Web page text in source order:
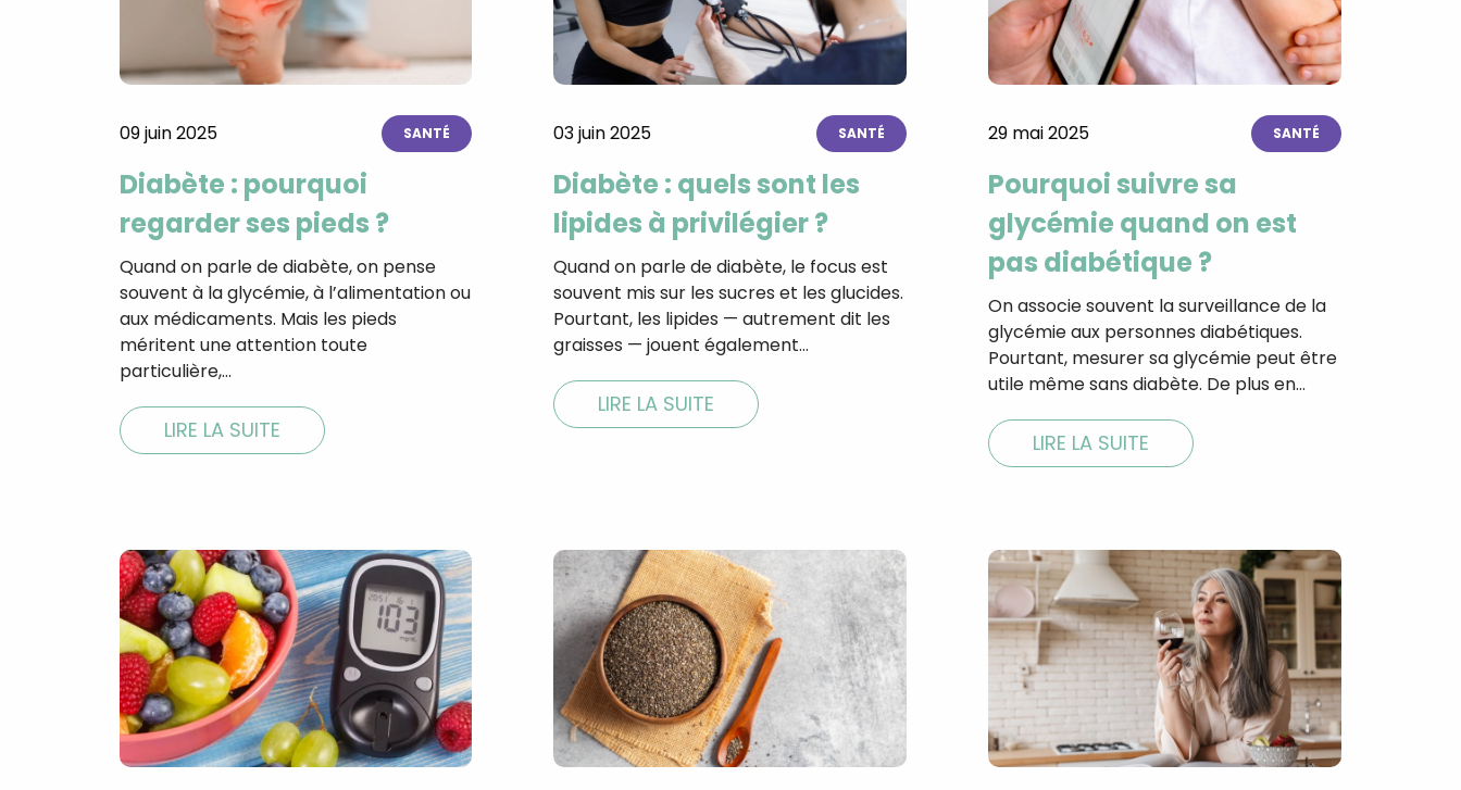
09 juin 2025 SANTÉ
Diabète : pourquoi
regarder ses pieds ?
Quand on parle de diabète, on pense
souvent à la glycémie, à l’alimentation ou
aux médicaments. Mais les pieds
méritent une attention toute
particulière,…
LIRE LA SUITE
03 juin 2025 SANTÉ
Diabète : quels sont les
lipides à privilégier ?
Quand on parle de diabète, le focus est
souvent mis sur les sucres et les glucides.
Pourtant, les lipides — autrement dit les
graisses — jouent également…
LIRE LA SUITE
29 mai 2025 SANTÉ
Pourquoi suivre sa
glycémie quand on est
pas diabétique ?
On associe souvent la surveillance de la
glycémie aux personnes diabétiques.
Pourtant, mesurer sa glycémie peut être
utile même sans diabète. De plus en…
LIRE LA SUITE
×
Recevez gratuitement 180
recettes inédites de CROQ
!